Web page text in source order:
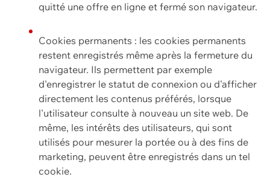
quitté une offre en ligne et fermé son navigateur.
Cookies permanents : les cookies permanents
restent enregistrés même après la fermeture du
navigateur. Ils permettent par exemple
d'enregistrer le statut de connexion ou d'afficher
directement les contenus préférés, lorsque
l'utilisateur consulte à nouveau un site web. De
même, les intérêts des utilisateurs, qui sont
utilisés pour mesurer la portée ou à des fins de
marketing, peuvent être enregistrés dans un tel
cookie.